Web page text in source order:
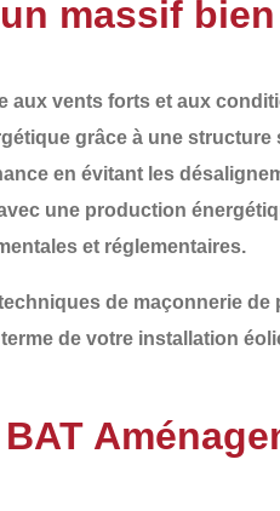
massif
aux vents forts et aux
grâce à une structure
en évitant les
une production
et réglementaires.
de maçonnerie de
de votre installation